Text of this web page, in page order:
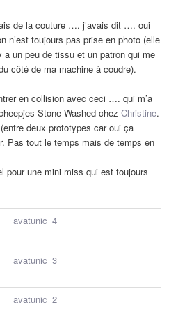
de la couture …. j’avais dit …. oui
n’est toujours pas prise en photo (elle
un peu de tissu et un patron qui me
côté de ma machine à coudre).
en collision avec ceci …. qui m’a
Stone Washed chezChristine.
deux prototypes car oui ça
Pas tout le temps mais de temps en
pour une mini miss qui est toujours